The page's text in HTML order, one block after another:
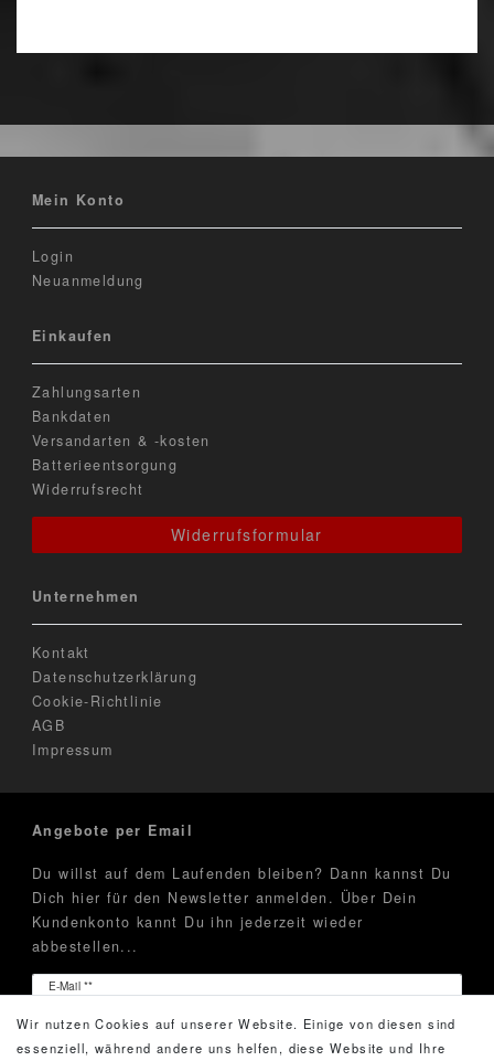
Mein Konto
Login
Neuanmeldung
Einkaufen
Zahlungsarten
Bankdaten
Versandarten & -kosten
Batterieentsorgung
Widerrufsrecht
Widerrufsformular
Unternehmen
Kontakt
Datenschutzerklärung
Cookie-Richtlinie
AGB
Impressum
Angebote per Email
Du willst auf dem Laufenden bleiben? Dann kannst Du
Dich hier für den Newsletter anmelden. Über Dein
Kundenkonto kannt Du ihn jederzeit wieder
abbestellen...
E-Mail **
Newsletter
Hiermit bestätige ich, dass ich die Daten­schutz­erklärung
Wir nutzen Cookies auf unserer Website. Einige von diesen sind
essenziell, während andere uns helfen, diese Website und Ihre